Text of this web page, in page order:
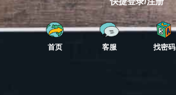
首页 客服 找密码